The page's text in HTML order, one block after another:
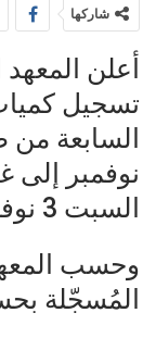
شاركها
أعلن
تسجيل
نوفمبر إلى
السبت 3 نوفمبر 2018.
وحسب
المُسجّلة